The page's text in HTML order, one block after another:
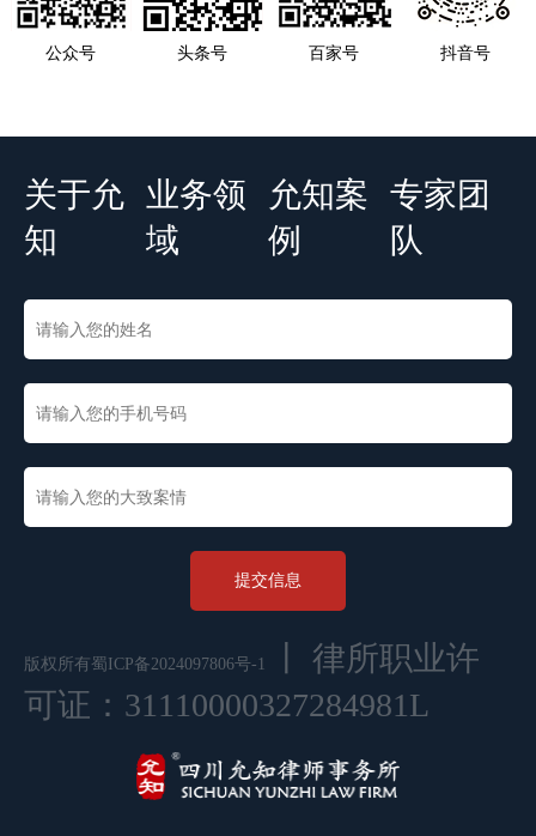
公众号 头条号 百家号 抖音号
关于允
知
业务领
域
允知案
例
专家团
队
提交信息
版权所有蜀ICP备2024097806号-1
丨 律所职业许
可证：31110000327284981L